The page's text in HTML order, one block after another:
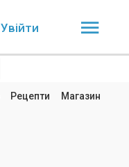
Увійти
Рецепти Магазин